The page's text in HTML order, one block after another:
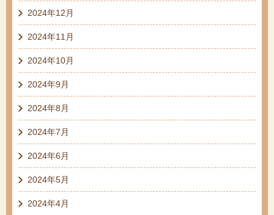
2024年12月
2024年11月
2024年10月
2024年9月
2024年8月
2024年7月
2024年6月
2024年5月
2024年4月